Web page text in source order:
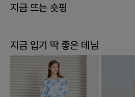
지금 뜨는 숏핑
지금 입기 딱 좋은 데님